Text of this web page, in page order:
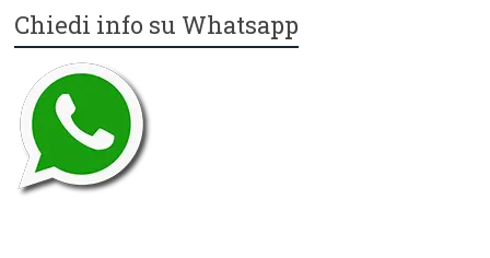
Chiedi info su Whatsapp